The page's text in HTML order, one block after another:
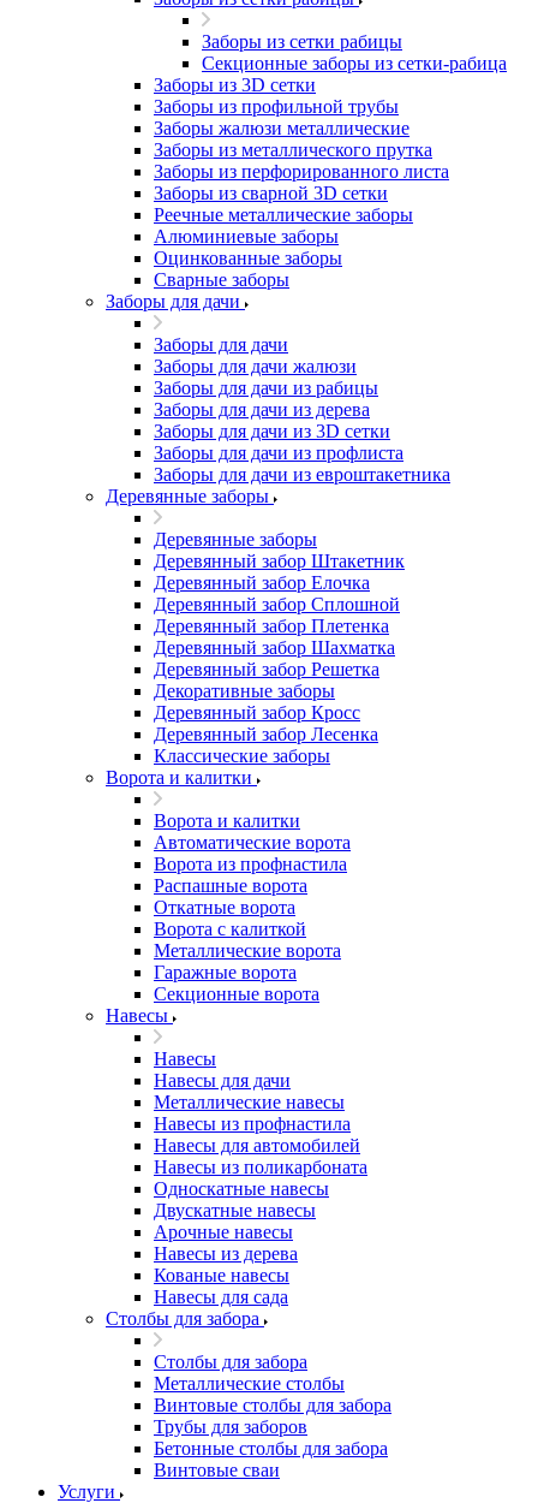
Заборы из сетки рабицы
Секционные заборы из сетки-рабица
Заборы из 3D сетки
Заборы из профильной трубы
Заборы жалюзи металлические
Заборы из металлического прутка
Заборы из перфорированного листа
Заборы из сварной 3D сетки
Реечные металлические заборы
Алюминиевые заборы
Оцинкованные заборы
Сварные заборы
Заборы для дачи
Заборы для дачи
Заборы для дачи жалюзи
Заборы для дачи из рабицы
Заборы для дачи из дерева
Заборы для дачи из 3D сетки
Заборы для дачи из профлиста
Заборы для дачи из евроштакетника
Деревянные заборы
Деревянные заборы
Деревянный забор Штакетник
Деревянный забор Елочка
Деревянный забор Сплошной
Деревянный забор Плетенка
Деревянный забор Шахматка
Деревянный забор Решетка
Декоративные заборы
Деревянный забор Кросс
Деревянный забор Лесенка
Классические заборы
Ворота и калитки
Ворота и калитки
Автоматические ворота
Ворота из профнастила
Распашные ворота
Откатные ворота
Ворота с калиткой
Металлические ворота
Гаражные ворота
Секционные ворота
Навесы
Навесы
Навесы для дачи
Металлические навесы
Навесы из профнастила
Навесы для автомобилей
Навесы из поликарбоната
Односкатные навесы
Двускатные навесы
Арочные навесы
Навесы из дерева
Кованые навесы
Навесы для сада
Столбы для забора
Столбы для забора
Металлические столбы
Винтовые столбы для забора
Трубы для заборов
Бетонные столбы для забора
Винтовые сваи
Услуги